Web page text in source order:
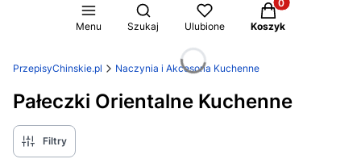
Menu
Otwórz wyszukiwarkę
Szukaj Ulubione
Produkty w
Koszyk
PrzepisyChinskie.pl Naczynia i Akcesoria Kuchenne
Pałeczki Orientalne Kuchenne
Filtry